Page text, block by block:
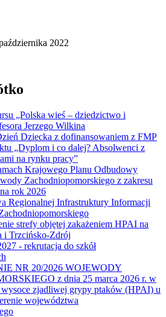
2022
„Polska wieś – dziedzictwo i
Jerzego Wilkina
Dziecka z dofinansowaniem z FMP
„Dyplom i co dalej? Absolwenci z
na rynku pracy”
Krajowego Planu Odbudowy
Zachodniopomorskiego z zakresu
rok 2026
Regionalnej Infrastruktury Informacji
strefy objętej zakażeniem HPAI na
i Trzcińsko-Zdrój
- rekrutacja do szkół
NR 20/2026 WOJEWODY
z dnia 25 marca 2026 r. w
zjadliwej grypy ptaków (HPAI) u
województwa